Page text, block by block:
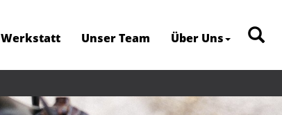
Werkstatt Unser Team Über Uns